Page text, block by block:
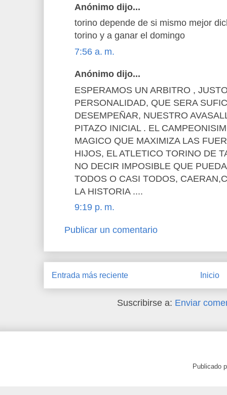
Anónimo dijo...
torino depende de si mismo mejor
torino y a ganar el domingo
7:56 a. m.
Anónimo dijo...
ESPERAMOS UN ARBITRO ,
PERSONALIDAD, QUE SERA
DESEMPEÑAR, NUESTRO
PITAZO INICIAL . EL
MAGICO QUE MAXIMIZA LAS
HIJOS, EL ATLETICO TORINO DE
NO DECIR IMPOSIBLE QUE
TODOS O CASI TODOS,
LA HISTORIA ....
9:19 p. m.
Publicar un comentario
Entrada más reciente Inicio
Suscribirse a: Enviar
Publicado